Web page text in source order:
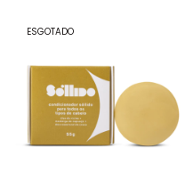
ESGOTADO